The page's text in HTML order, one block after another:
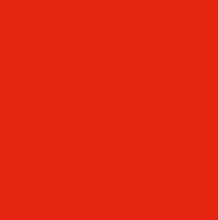
pomocą montażu obrazów, filmów, fotografii, muzyki i
międzynarodowych warsztatów z udziałem imigrantów
Słownik polskiej krytyki literackiej
Redakcja naukowa Józef Bachórz, Grażyna
Idea „Słownika” powstała w Instytucie Badań
i niezmiernie ciekawy, a często marginalizowany
kulturową od oświecenia do pierwszej wojny
Konferencja została zorganizowana w dniach 30.06-
Constructions of Vulnerability and Resilience. German
realizuje w ramach programu Beethoven 1. W ramach